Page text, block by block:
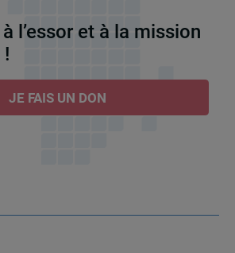
l’essor et à la mission
JE FAIS UN DON